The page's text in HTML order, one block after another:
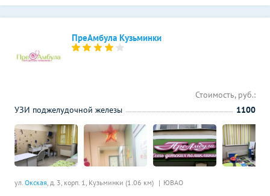
ПреАмбула Кузьминки
ул. Окская, д. 3, корп. 1, Кузьминки (1.06 км) ЮВАО
Стоимость, руб.:
УЗИ поджелудочной железы
1100